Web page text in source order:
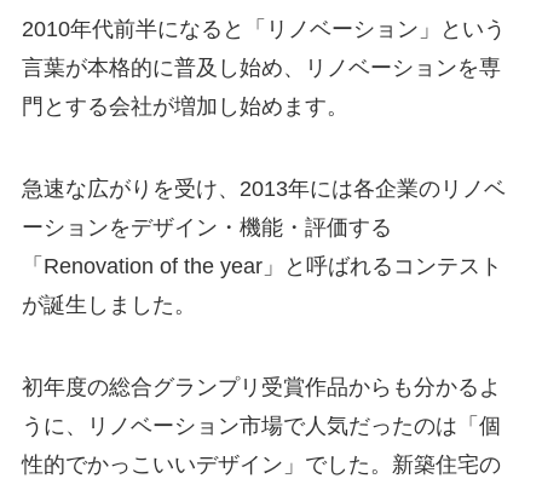
2010年代前半になると「リノベーション」という
言葉が本格的に普及し始め、リノベーションを専
門とする会社が増加し始めます。
急速な広がりを受け、2013年には各企業のリノベ
ーションをデザイン・機能・評価する
「Renovation of the year」と呼ばれるコンテスト
が誕生しました。
初年度の総合グランプリ受賞作品からも分かるよ
うに、リノベーション市場で人気だったのは「個
性的でかっこいいデザイン」でした。新築住宅の